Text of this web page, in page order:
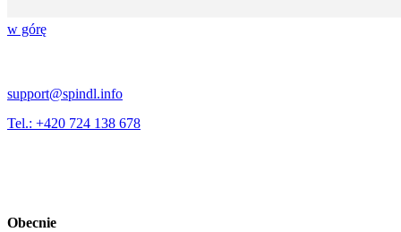
w górę
support@spindl.info
Tel.: +420 724 138 678
Obecnie